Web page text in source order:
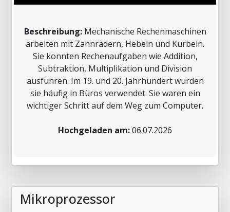
Beschreibung:Mechanische Rechenmaschinen
arbeiten mit Zahnrädern, Hebeln und Kurbeln.
Sie konnten Rechenaufgaben wie Addition,
Subtraktion, Multiplikation und Division
ausführen. Im 19. und 20. Jahrhundert wurden
sie häufig in Büros verwendet. Sie waren ein
wichtiger Schritt auf dem Weg zum Computer.
Hochgeladen am:06.07.2026
Mikroprozessor